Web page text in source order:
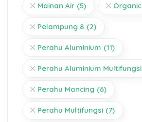
Mainan Air (5) Organic
Pelampung 8 (2)
Perahu Aluminium (11)
Perahu Aluminium Multifungsi
Perahu Mancing (6)
Perahu Multifungsi (7)